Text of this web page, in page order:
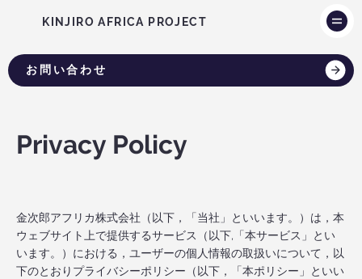
KINJIRO AFRICA PROJECT
お問い合わせ
Privacy Policy
金次郎アフリカ株式会社（以下，「当社」といいます。）は，本
ウェブサイト上で提供するサービス（以下,「本サービス」とい
います。）における，ユーザーの個人情報の取扱いについて，以
下のとおりプライバシーポリシー（以下，「本ポリシー」といい